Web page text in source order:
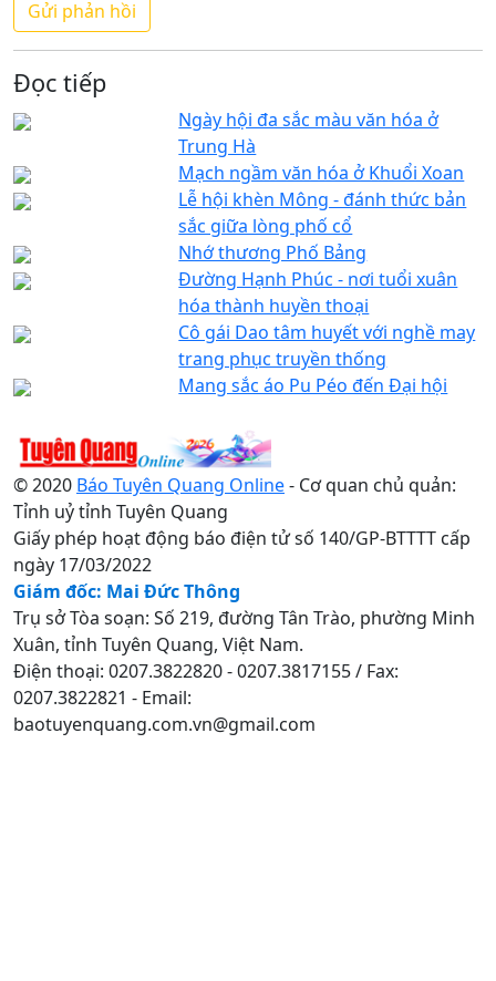
Đọc tiếp
Ngày hội đa sắc màu văn hóa ở
Trung Hà
Mạch ngầm văn hóa ở Khuổi Xoan
Lễ hội khèn Mông - đánh thức bản
sắc giữa lòng phố cổ
Nhớ thương Phố Bảng
Đường Hạnh Phúc - nơi tuổi xuân
hóa thành huyền thoại
Cô gái Dao tâm huyết với nghề may
trang phục truyền thống
Mang sắc áo Pu Péo đến Đại hội
© 2020 Báo Tuyên Quang Online- Cơ quan chủ quản:
Tỉnh uỷ tỉnh Tuyên Quang
Giấy phép hoạt động báo điện tử số 140/GP-BTTTT cấp
ngày 17/03/2022
Giám đốc: Mai Đức Thông
Trụ sở Tòa soạn: Số 219, đường Tân Trào, phường Minh
Xuân, tỉnh Tuyên Quang, Việt Nam.
Điện thoại: 0207.3822820 - 0207.3817155 / Fax:
0207.3822821 - Email:
baotuyenquang.com.vn@gmail.com